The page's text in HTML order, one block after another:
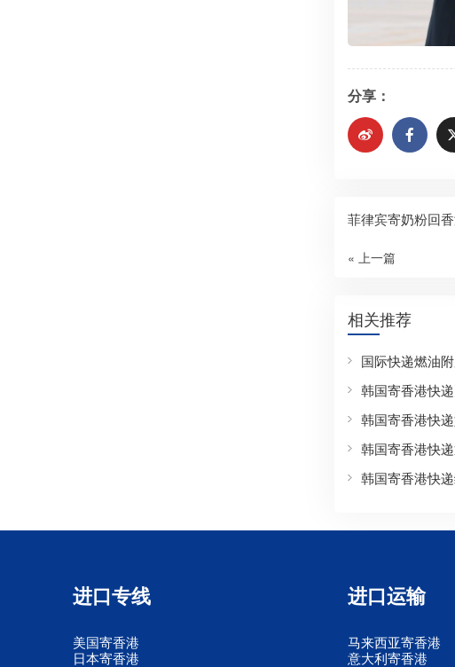
分享：
菲律宾寄奶粉回
« 上一篇
相关推荐
国际快递燃油
韩国寄香港快
韩国寄香港快
韩国寄香港快
韩国寄香港快
进口专线
美国寄香港
日本寄香港
进口运输
马来西亚寄香港
意大利寄香港